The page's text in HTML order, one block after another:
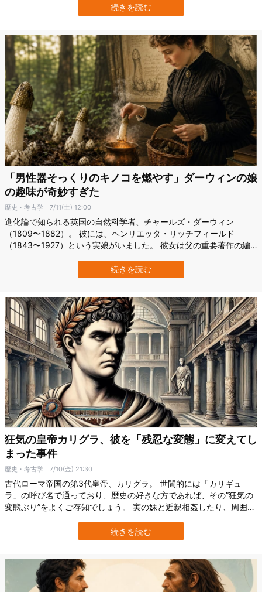
のかは、これまで分かっていませんでした。 王や貴族の名前は石碑
に残されていても、天体の運行を計算した数学者・天文学者たち
続きを読む
「男性器そっくりのキノコを燃やす」ダーウィンの娘
の趣味が奇妙すぎた
歴史・考古学 7/11(土) 12:00
進化論で知られる英国の自然科学者、チャールズ・ダーウィン
（1809〜1882）。 彼には、ヘンリエッタ・リッチフィールド
（1843〜1927）という実娘がいました。 彼女は父の重要著作の編
な趣味を持っていたと伝えられています。 その趣味とは、森の中で
男性器そっくりのキノコを狩り、家に持ち帰って燃やすというもの
続きを読む
狂気の皇帝カリグラ、彼を「残忍な変態」に変えてし
まった事件
歴史・考古学 7/10(金) 21:30
古代ローマ帝国の第3代皇帝、カリグラ。 世間的には「カリギュ
ラ」の呼び名で通っており、歴史の好きな方であれば、その”狂気の
変態ぶり”をよくご存知でしょう。 実の妹と近親相姦したり、周囲の
海に戦争をしかけたりしました。 こうした奇行っぷりからカリグラ
は、古代ローマ史において暴君ネロと並ぶ悪名高い皇帝の一人に数
続きを読む